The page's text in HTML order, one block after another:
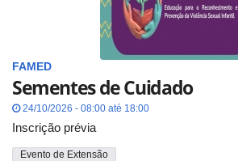
FAMED
Sementes de Cuidado
24/10/2026 - 08:00 até 18:00
Inscrição prévia
Evento de Extensão